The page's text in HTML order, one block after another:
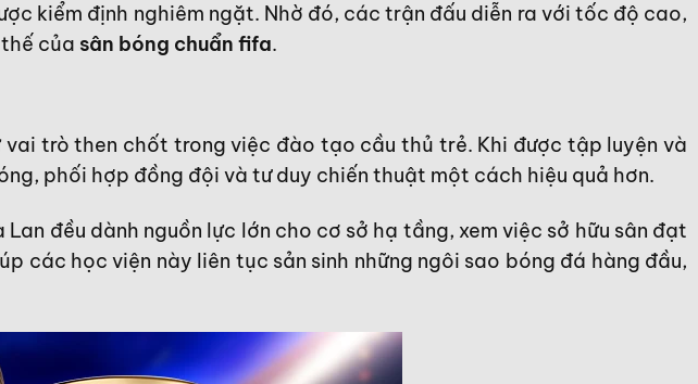
kiểm định nghiêm ngặt. Nhờ đó, các trận đấu diễn ra với tốc độ cao,
của sân bóng chuẩn fifa.
trò then chốt trong việc đào tạo cầu thủ trẻ. Khi được tập luyện và
phối hợp đồng đội và tư duy chiến thuật một cách hiệu quả hơn.
đều dành nguồn lực lớn cho cơ sở hạ tầng, xem việc sở hữu sân đạt
các học viện này liên tục sản sinh những ngôi sao bóng đá hàng đầu,